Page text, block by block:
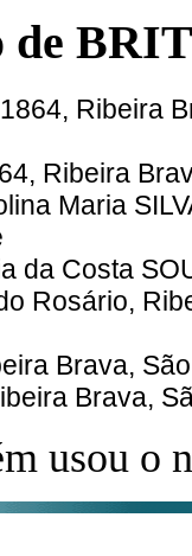
de
Ribeira
Ribeira
Maria
da Costa
Rosário,
Brava,
Brava,
usou o